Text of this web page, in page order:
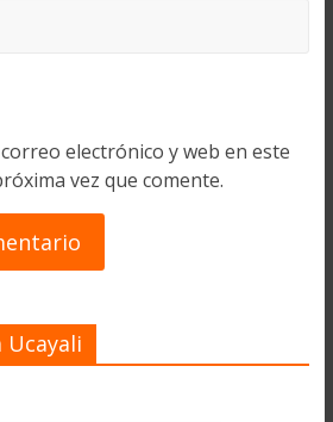
electrónico y web en este
vez que comente.
Ucayali